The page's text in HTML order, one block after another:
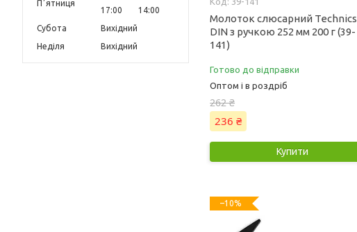
Пʼятниця
17:00
14:00
Субота
Вихідний
Неділя
Вихідний
Молоток слюсарний Technics
DIN з ручкою 252 мм 200 г (39-
141)
Готово до відправки
Оптом і в роздріб
262 ₴
236 ₴
Купити
–10%